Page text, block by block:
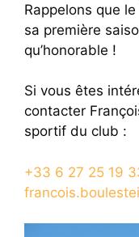
Rappelons que
sa première
qu’honorable !
Si vous êtes
contacter
sportif du club :
+33 6 27 25 19